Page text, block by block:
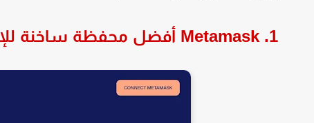
1. Metamask أفضل محفظة ساخنة للإيثريوم